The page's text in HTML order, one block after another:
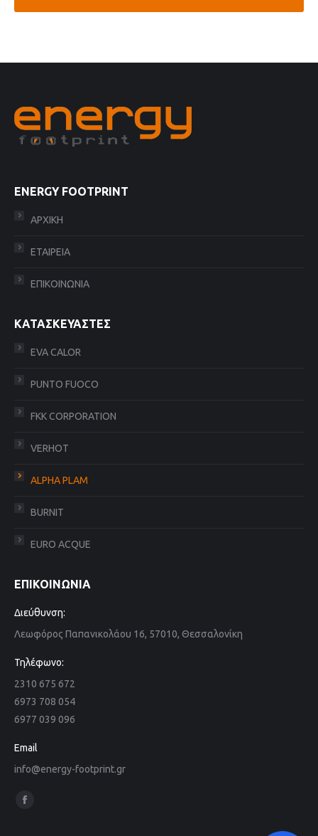
ENERGY FOOTPRINT
ΑΡΧΙΚΗ
ΕΤΑΙΡΕΙΑ
ΕΠΙΚΟΙΝΩΝΙΑ
ΚΑΤΑΣΚΕΥΑΣΤΕΣ
EVA CALOR
PUNTO FUOCO
FKK CORPORATION
VERHOT
ALPHA PLAM
BURNIT
EURO ACQUE
ΕΠΙΚΟΙΝΩΝΙΑ
Διεύθυνση:
Λεωφόρος Παπανικολάου 16, 57010, Θεσσαλονίκη
Τηλέφωνο:
2310 675 672
6973 708 054
6977 039 096
Email
info@energy-footprint.gr
Find us on:
Facebook